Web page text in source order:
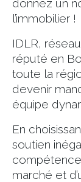
donnez un
l’immobilier !
IDLR,
réputé en
toute la
devenir
équipe
En
soutien
marché et